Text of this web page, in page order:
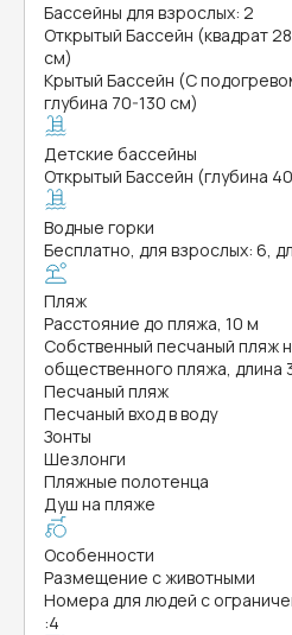
Бассейны для взрослых: 2
Открытый Бассейн (квадрат
см)
Крытый Бассейн (С
глубина 70-130 см)
Детские бассейны
Открытый Бассейн (глубина
Водные горки
Бесплатно, для взрослых: 6,
Пляж
Расстояние до пляжа, 10 м
Собственный песчаный пляж
общественного пляжа, длина
Песчаный пляж
Песчаный вход в воду
Зонты
Шезлонги
Пляжные полотенца
Душ на пляже
Особенности
Размещение с животными
Номера для людей с
:4